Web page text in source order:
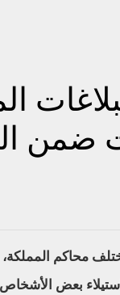
ضمن
محاكم
بعض